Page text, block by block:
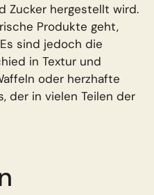
Zucker hergestellt wird.
Produkte geht,
sind jedoch die
in Textur und
oder herzhafte
der in vielen Teilen der